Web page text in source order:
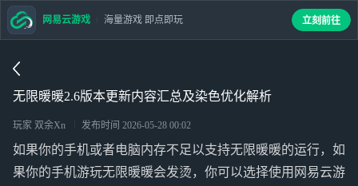
无限暖暖2.6版本更新内容汇总及染色优化解析
玩家 双余Xn 发布时间 2026-05-28 00:02
如果你的手机或者电脑内存不足以支持无限暖暖的运行，如
果你的手机游玩无限暖暖会发烫，你可以选择使用网易云游
网易云游戏 海量游戏 即点即玩 立刻前往